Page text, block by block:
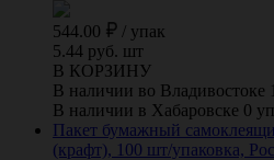
544.00 / упак
5.44 руб. шт
В КОРЗИНУ
В наличии во Владивостоке
В наличии в Хабаровске 0
Пакет бумажный
(крафт), 100 шт/упаковка,